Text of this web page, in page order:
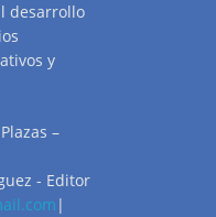
desarrollo
y
–
- Editor
|